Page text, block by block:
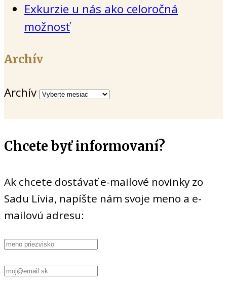
Exkurzie u nás ako celoročná
možnosť
Archív
Archív
Chcete byť informovaní?
Ak chcete dostávať e-mailové novinky zo
Sadu Lívia, napíšte nám svoje meno a e-
mailovú adresu: